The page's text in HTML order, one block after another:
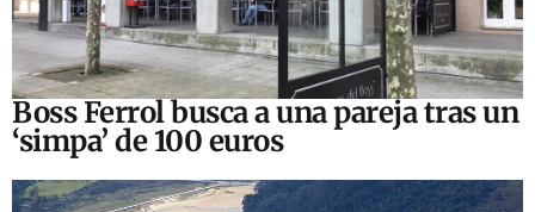
Boss Ferrol busca a una pareja tras un
‘simpa’ de 100 euros